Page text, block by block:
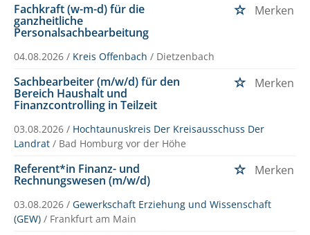
Fachkraft (w-m-d) für die
ganzheitliche
Personalsachbearbeitung
Merken
04.08.2026 / Kreis Offenbach / Dietzenbach
Sachbearbeiter (m/w/d) für den
Bereich Haushalt und
Finanzcontrolling in Teilzeit
Merken
03.08.2026 / Hochtaunuskreis Der Kreisausschuss Der
Landrat / Bad Homburg vor der Höhe
Referent*in Finanz- und
Rechnungswesen (m/w/d)
Merken
03.08.2026 / Gewerkschaft Erziehung und Wissenschaft
(GEW) / Frankfurt am Main